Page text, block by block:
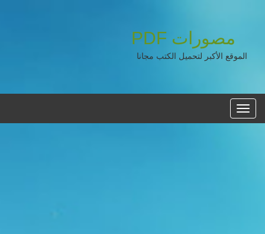
مصورات PDF
الموقع الأكبر لتحميل الكتب مجانا
القائمه
الرئيسية